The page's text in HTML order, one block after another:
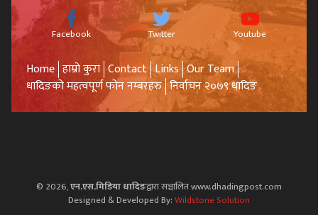
Facebook Twitter Youtube
Home हाम्रो कुरा Contact Links Our Team
धादिङको महत्वपूर्ण फोन नम्बरहरु निर्वाचन २०७९ धादिङ
© 2026,एन.एस.मिडिया धादिङद्वारा सञ्चालित www.dhadingpost.com
Designed & Developed By:Wildstone Solution